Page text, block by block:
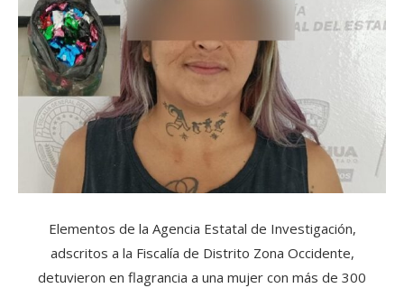
Elementos de la Agencia Estatal de Investigación,
adscritos a la Fiscalía de Distrito Zona Occidente,
detuvieron en flagrancia a una mujer con más de 300